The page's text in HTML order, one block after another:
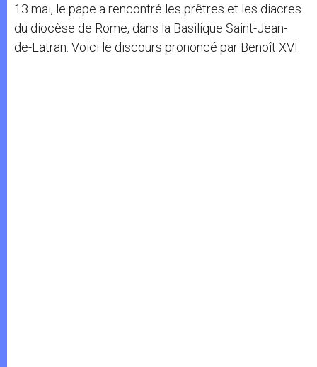
13 mai, le pape a rencontré les prêtres et les diacres
du diocèse de Rome, dans la Basilique Saint-Jean-
de-Latran. Voici le discours prononcé par Benoît XVI.